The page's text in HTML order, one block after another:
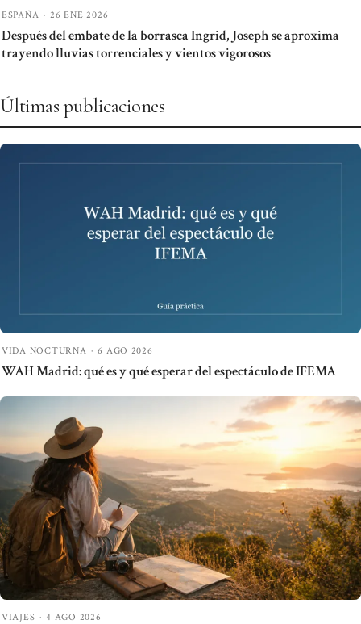
ESPAÑA · 26 ENE 2026
Después del embate de la borrasca Ingrid, Joseph se aproxima
trayendo lluvias torrenciales y vientos vigorosos
Últimas publicaciones
VIDA NOCTURNA · 6 AGO 2026
WAH Madrid: qué es y qué esperar del espectáculo de IFEMA
VIAJES · 4 AGO 2026